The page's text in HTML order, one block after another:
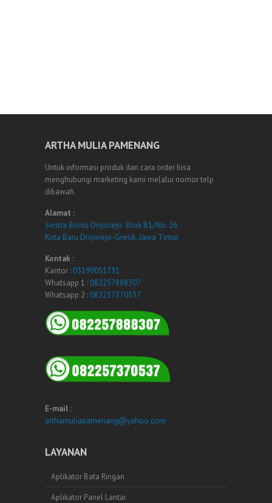
ARTHA MULIA PAMENANG
Untuk informasi produk dan cara order bisa
menghubungi marketing kami melalui nomor telp
dibawah.
Alamat :
Sentra Bisnis Driyorejo Blok B1/No. 26
Kota Baru Driyorejo-Gresik, Jawa Timur
Kontak :
Kantor : 03199051731
Whatsapp 1 : 082257888307
Whatsapp 2 : 082257370537
E-mail :
arthamuliapamenang@yahoo.com
LAYANAN
Aplikator Bata Ringan
Aplikator Panel Lantai